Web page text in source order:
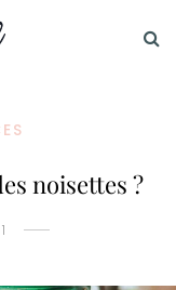
noisettes ?